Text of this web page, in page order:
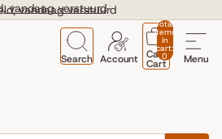
vandaag verstuurd
vandaag verstuurd
Menu
Search Account
Total
items
in
cart:
0
Cart
Cart